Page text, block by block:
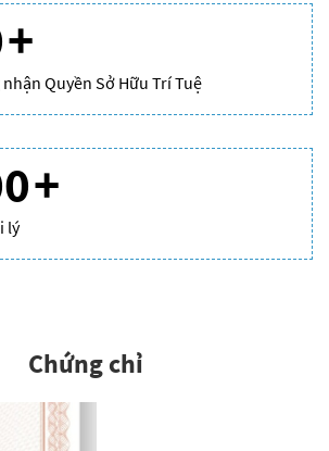
+
Quyền Sở Hữu Trí Tuệ
+
lý
Chứng chỉ